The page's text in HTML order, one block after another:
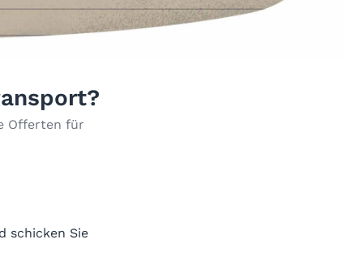
Offerten für
schicken Sie